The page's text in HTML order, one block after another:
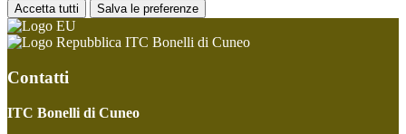
Accetta tutti Salva le preferenze
ITC Bonelli di Cuneo
Contatti
ITC Bonelli di Cuneo